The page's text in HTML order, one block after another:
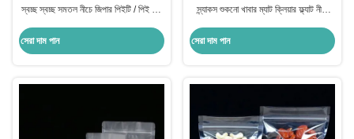
স্বচ্ছ স্বচ্ছ সমতল নীচে জিপার পিইটি / পিই ফুড
সেরা দাম পান
স্ন্যাকস শুকনো খাবার ম্যাট ক্লিয়ার ফ্ল্যাট নীচে
সেরা দাম পান